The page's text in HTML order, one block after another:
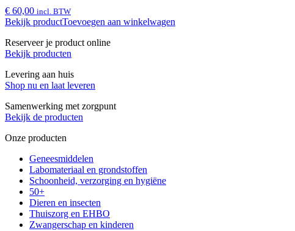
€ 60,00 incl. BTW
Bekijk productToevoegen aan winkelwagen
Reserveer je product online
Bekijk producten
Levering aan huis
Shop nu en laat leveren
Samenwerking met zorgpunt
Bekijk de producten
Onze producten
Geneesmiddelen
Labomateriaal en grondstoffen
Schoonheid, verzorging en hygiëne
50+
Dieren en insecten
Thuiszorg en EHBO
Zwangerschap en kinderen